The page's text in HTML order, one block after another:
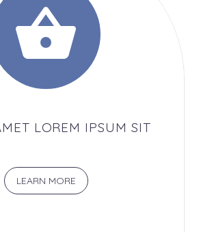


LOREM IPSUM SIT
LEARN MORE